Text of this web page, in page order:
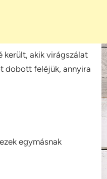
került, akik virágszálat
dobott feléjük, annyira
egymásnak